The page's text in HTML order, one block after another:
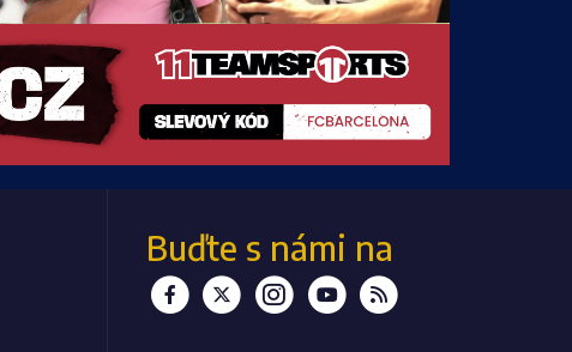
Buďte s námi na